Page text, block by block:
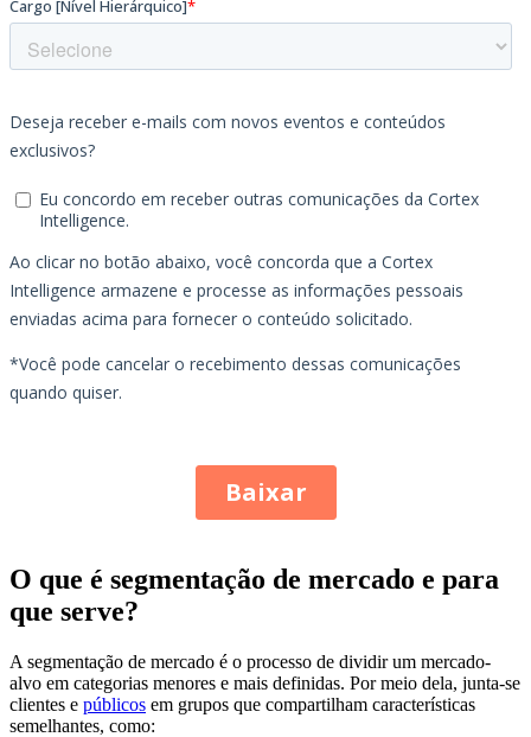
O que é segmentação de mercado e para
que serve?
A segmentação de mercado é o processo de dividir um mercado-
alvo em categorias menores e mais definidas. Por meio dela, junta-se
clientes e públicos em grupos que compartilham características
semelhantes, como: